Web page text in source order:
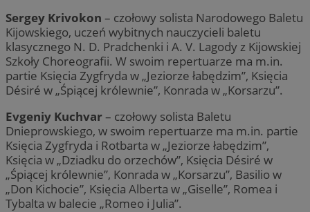
Sergey Krivokon – czołowy solista Narodowego Baletu
Kijowskiego, uczeń wybitnych nauczycieli baletu
klasycznego N. D. Pradchenki i A. V. Lagody z Kijowskiej
Szkoły Choreografii. W swoim repertuarze ma m.in.
partie Księcia Zygfryda w „Jeziorze łabędzim”, Księcia
Désiré w „Śpiącej królewnie”, Konrada w „Korsarzu”.
Evgeniy Kuchvar– czołowy solista Baletu
Dnieprowskiego, w swoim repertuarze ma m.in. partie
Księcia Zygfryda i Rotbarta w „Jeziorze łabędzim”,
Księcia w „Dziadku do orzechów”, Księcia Désiré w
„Śpiącej królewnie”, Konrada w „Korsarzu”, Basilio w
„Don Kichocie”, Księcia Alberta w „Giselle”, Romea i
Tybalta w balecie „Romeo i Julia”.